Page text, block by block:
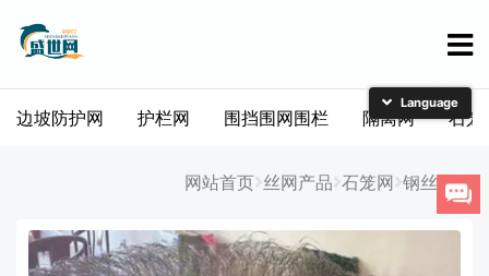
边坡防护网 护栏网 围挡围网围栏 隔离网 石笼
网站首页 丝网产品 石笼网 钢丝网兜
简体中文
日本語